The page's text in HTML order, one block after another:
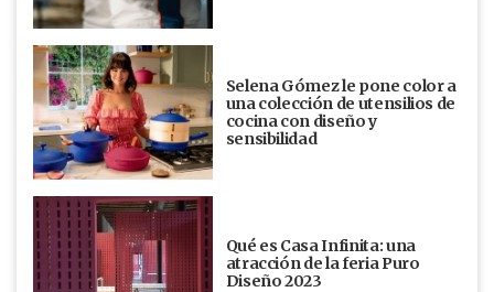
Selena Gómez le pone color a
una colección de utensilios de
cocina con diseño y
sensibilidad
Qué es Casa Infinita: una
atracción de la feria Puro
Diseño 2023